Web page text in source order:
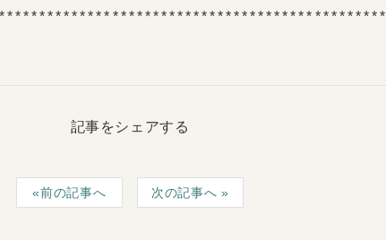
記事をシェアする
前の記事へ 次の記事へ